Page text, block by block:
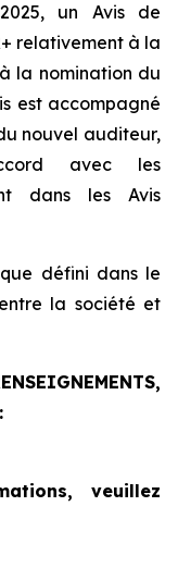
un Avis de
relativement à la
la nomination du
est accompagné
nouvel auditeur,
avec les
dans les Avis
défini dans le
entre la société et
veuillez